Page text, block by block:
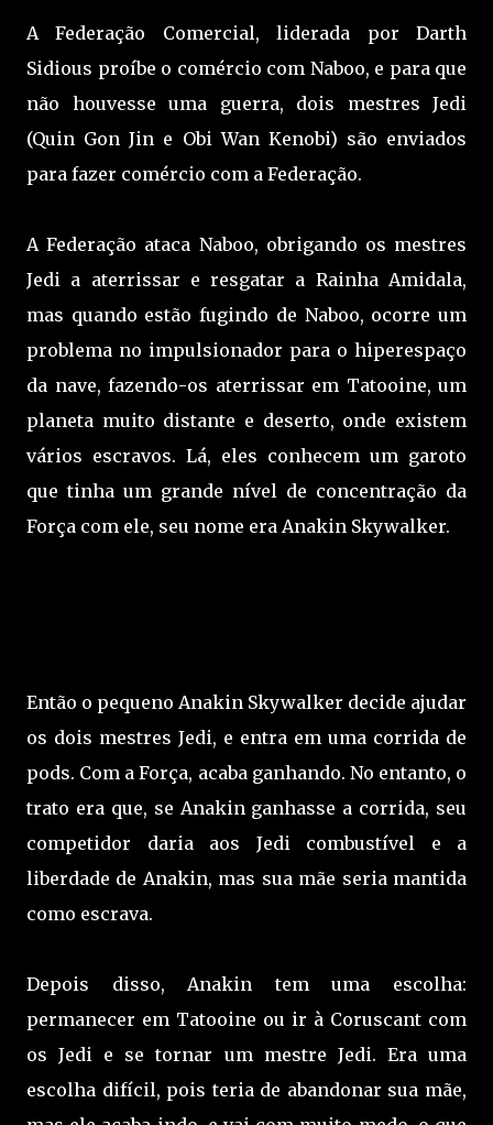
A Federação Comercial, liderada por Darth
Sidious proíbe o comércio com Naboo, e para que
não houvesse uma guerra, dois mestres Jedi
(Quin Gon Jin e Obi Wan Kenobi) são enviados
para fazer comércio com a Federação.
A Federação ataca Naboo, obrigando os mestres
Jedi a aterrissar e resgatar a Rainha Amidala,
mas quando estão fugindo de Naboo, ocorre um
problema no impulsionador para o hiperespaço
da nave, fazendo-os aterrissar em Tatooine, um
planeta muito distante e deserto, onde existem
vários escravos. Lá, eles conhecem um garoto
que tinha um grande nível de concentração da
Força com ele, seu nome era Anakin Skywalker.
Então o pequeno Anakin Skywalker decide ajudar
os dois mestres Jedi, e entra em uma corrida de
pods. Com a Força, acaba ganhando. No entanto, o
trato era que, se Anakin ganhasse a corrida, seu
competidor daria aos Jedi combustível e a
liberdade de Anakin, mas sua mãe seria mantida
como escrava.
Depois disso, Anakin tem uma escolha:
permanecer em Tatooine ou ir à Coruscant com
os Jedi e se tornar um mestre Jedi. Era uma
escolha difícil, pois teria de abandonar sua mãe,